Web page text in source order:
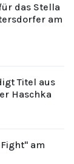
das Stella
am
Titel aus
Haschka
am